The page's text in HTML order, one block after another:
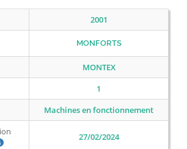
2001
MONFORTS
MONTEX
1
Machines en fonctionnement
27/02/2024